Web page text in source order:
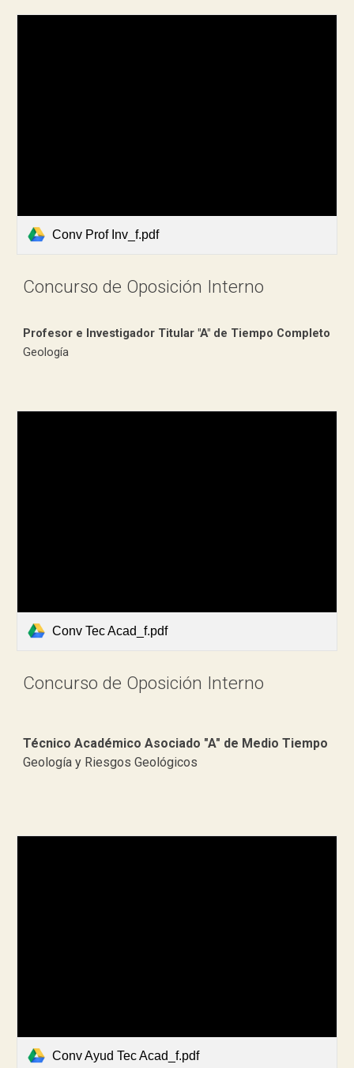
Conv Prof Inv_f.pdf
Concurso de Oposición Interno
Profesor e Investigador Titular "A" de Tiempo Completo
Geología
Conv Tec Acad_f.pdf
Concurso de Oposición Interno
Técnico Académico Asociado "A" de Medio Tiempo
Geología y Riesgos Geológicos
Conv Ayud Tec Acad_f.pdf